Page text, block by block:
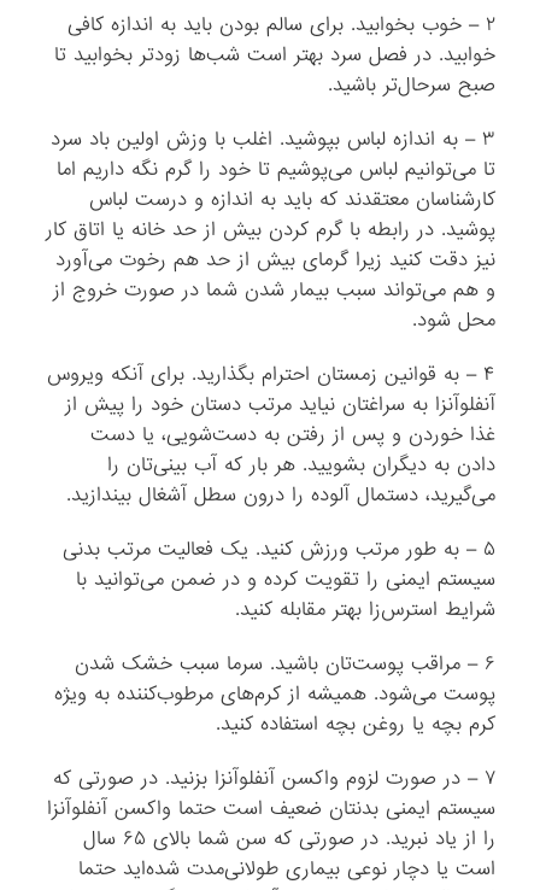
۲ – خوب بخوابید. برای سالم بودن باید به اندازه کافی
خوابید. در فصل سرد بهتر است شب‌ها زودتر بخوابید تا
صبح سرحال‌تر باشید.
۳ – به اندازه لباس بپوشید. اغلب با وزش اولین باد سرد
تا می‌توانیم لباس می‌پوشیم تا خود را گرم نگه داریم اما
کارشناسان معتقدند که باید به اندازه و درست لباس
پوشید. در رابطه با گرم کردن بیش از حد خانه یا اتاق کار
نیز دقت کنید زیرا گرمای بیش از حد هم رخوت می‌آورد
و هم می‌تواند سبب بیمار شدن شما در صورت خروج از
محل شود.
۴ – به قوانین زمستان احترام بگذارید. برای آنکه ویروس
آنفلوآنزا به سراغتان نیاید مرتب دستان خود را پیش از
غذا خوردن و پس از رفتن به دست‌شویی، یا دست
دادن به دیگران بشویید. هر بار که آب بینی‌تان را
می‌گیرید، دستمال آلوده را درون سطل آشغال بیندازید.
۵ – به طور مرتب ورزش کنید. یک فعالیت مرتب بدنی
سیستم ایمنی را تقویت کرده و در ضمن می‌توانید با
شرایط استرس‌زا بهتر مقابله کنید.
۶ – مراقب پوست‌تان باشید. سرما سبب خشک شدن
پوست می‌شود. همیشه از کرم‌های مرطوب‌کننده به ویژه
کرم بچه یا روغن بچه استفاده کنید.
۷ – در صورت لزوم واکسن آنفلوآنزا بزنید. در صورتی که
سیستم ایمنی بدنتان ضعیف است حتما واکسن آنفلوآنزا
را از یاد نبرید. در صورتی که سن شما بالای ۶۵ سال
است یا دچار نوعی بیماری طولانی‌مدت شده‌اید حتما